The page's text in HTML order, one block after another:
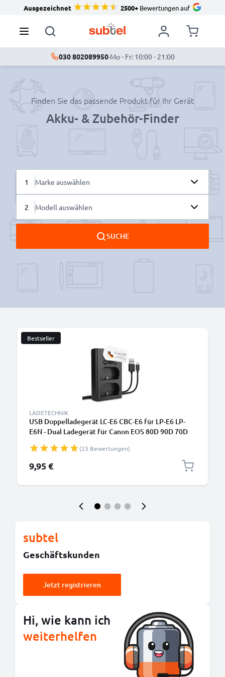
Ausgezeichnet 2500+Bewertungen auf
030 802089950·Mo - Fr: 10:00 - 21:00
Finden Sie das passende Produkt für Ihr Gerät
Akku- & Zubehör-Finder
1 Marke auswählen
2 Modell auswählen
SUCHE
Bestseller
LADETECHNIK
USB Doppelladegerät LC-E6 CBC-E6 für LP-E6 LP-
E6N - Dual Ladegerät für Canon EOS 80D 90D 70D
Kamera Akkus, Ladekabel Netzteil
(23 Bewertungen)
9,95 €
subtel
Geschäftskunden
Jetzt registrieren
Hi, wie kann ich
weiterhelfen